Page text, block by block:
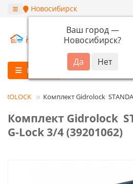
Новосибирск
Ваш город —
Новосибирск?
+7
Каталог
Комплект Gidrоlock
Комплект Gidrоlock
G-Lock 3/4 (39201062)